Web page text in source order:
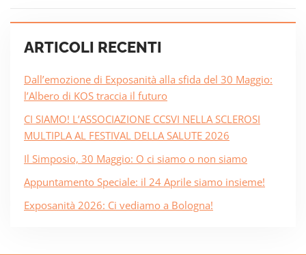
ARTICOLI RECENTI
Dall’emozione di Exposanità alla sfida del 30 Maggio:
l’Albero di KOS traccia il futuro
CI SIAMO! L’ASSOCIAZIONE CCSVI NELLA SCLEROSI
MULTIPLA AL FESTIVAL DELLA SALUTE 2026
Il Simposio, 30 Maggio: O ci siamo o non siamo
Appuntamento Speciale: il 24 Aprile siamo insieme!
Exposanità 2026: Ci vediamo a Bologna!